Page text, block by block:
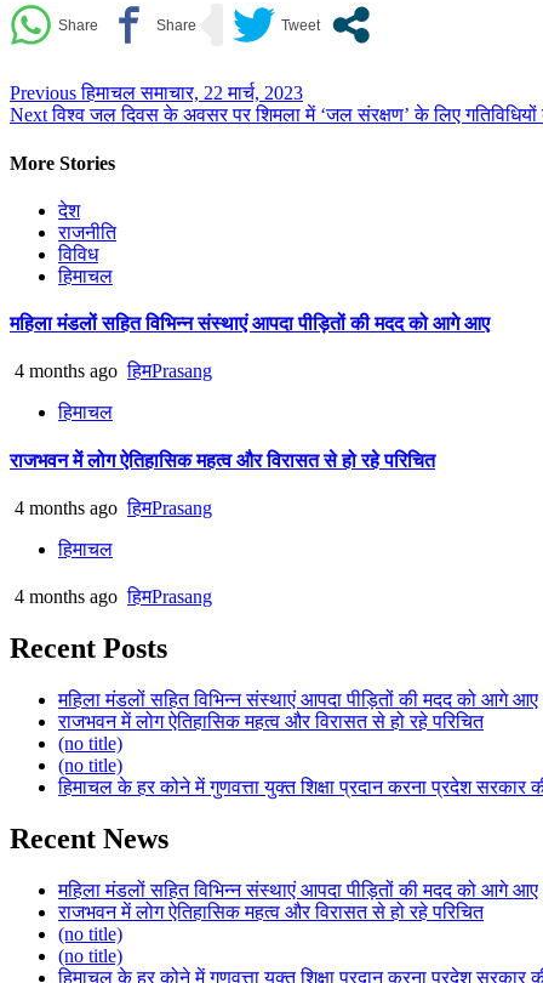
Continue
Reading
Previousहिमाचल समाचार, 22 मार्च, 2023
Nextविश्व जल दिवस के अवसर पर शिमला में ‘जल संरक्षण’ के लिए गतिविधियों
More Stories
देश
राजनीति
विविध
हिमाचल
महिला मंडलों सहित विभिन्न संस्थाएं आपदा पीड़ितों की मदद को आगे आए
4 months ago हिमPrasang
हिमाचल
राजभवन में लोग ऐतिहासिक महत्व और विरासत से हो रहे परिचित
4 months ago हिमPrasang
हिमाचल
4 months ago हिमPrasang
Recent Posts
महिला मंडलों सहित विभिन्न संस्थाएं आपदा पीड़ितों की मदद को आगे आए
राजभवन में लोग ऐतिहासिक महत्व और विरासत से हो रहे परिचित
(no title)
(no title)
हिमाचल के हर कोने में गुणवत्ता युक्त शिक्षा प्रदान करना प्रदेश सरकार
Recent News
महिला मंडलों सहित विभिन्न संस्थाएं आपदा पीड़ितों की मदद को आगे आए
राजभवन में लोग ऐतिहासिक महत्व और विरासत से हो रहे परिचित
(no title)
(no title)
हिमाचल के हर कोने में गुणवत्ता युक्त शिक्षा प्रदान करना प्रदेश सरकार